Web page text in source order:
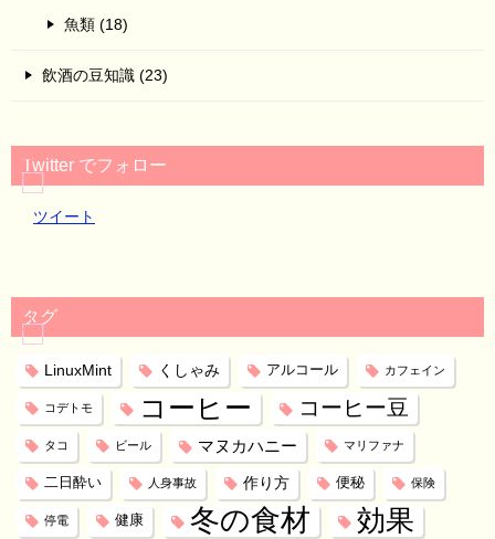
魚類 (18)
飲酒の豆知識 (23)
Twitter でフォロー
ツイート
タグ
LinuxMint くしゃみ アルコール カフェイン
コデトモ コーヒー コーヒー豆
タコ ビール マヌカハニー マリファナ
二日酔い 人身事故 作り方 便秘 保険
停電 健康 冬の食材 効果